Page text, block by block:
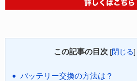
この記事の目次 [閉じる]
バッテリー交換の方法は？